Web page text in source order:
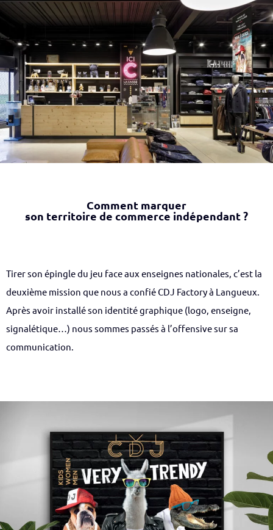
Comment marquer
son territoire de commerce indépendant ?
Tirer son épingle du jeu face aux enseignes nationales, c’est la
deuxième mission que nous a confié CDJ Factory à Langueux.
Après avoir installé son identité graphique (logo, enseigne,
signalétique…) nous sommes passés à l’offensive sur sa
communication.